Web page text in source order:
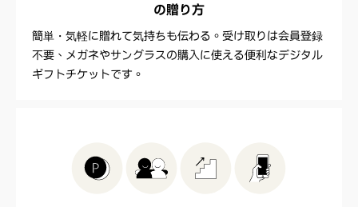
の贈り方
簡単・気軽に贈れて気持ちも伝わる。受け取りは会員登録
不要、メガネやサングラスの購入に使える便利なデジタル
ギフトチケットです。